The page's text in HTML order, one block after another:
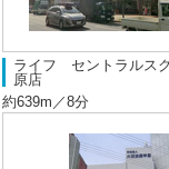
ライフ セントラルス
原店
約639m／8分